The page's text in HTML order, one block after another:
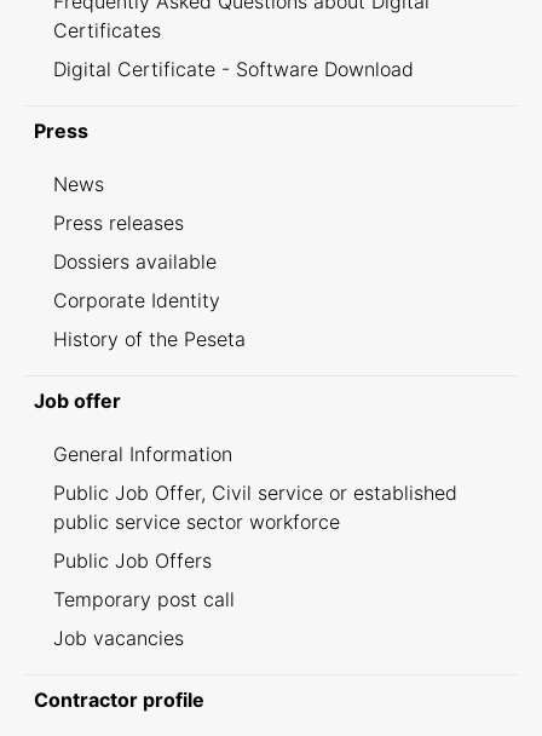
Certificates
Digital Certificate - Software Download
Press
News
Press releases
Dossiers available
Corporate Identity
History of the Peseta
Job offer
General Information
Public Job Offer, Civil service or established
public service sector workforce
Public Job Offers
Temporary post call
Job vacancies
Contractor profile